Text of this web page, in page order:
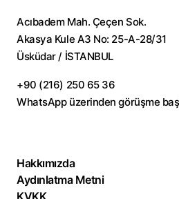
Acıbadem Mah. Çeçen Sok.
Akasya Kule A3 No: 25-A-28/31
Üsküdar / İSTANBUL
+90 (216) 250 65 36
WhatsApp üzerinden görüşme
Hakkımızda
Aydınlatma Metni
KVKK